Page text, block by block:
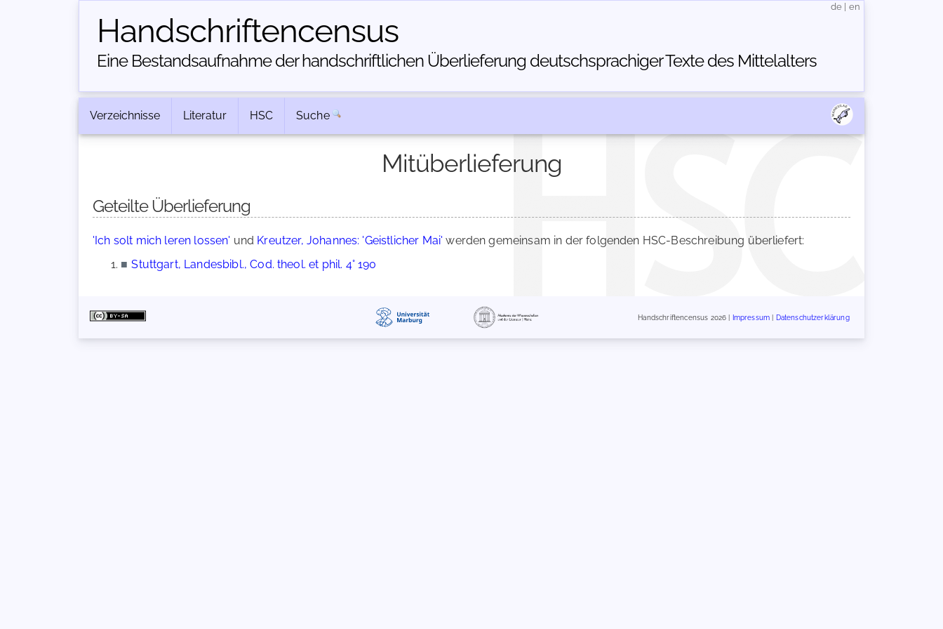
Handschriften­census
Eine Bestandsaufnahme der handschriftlichen Über­lieferung deutschsprachiger Texte des Mittelalters
de en
Verzeichnisse Literatur HSC Suche
Mitüberlieferung
Geteilte Überlieferung
'Ich solt mich leren lossen' und Kreutzer, Johannes: 'Geistlicher Mai' werden gemeinsam in der folgenden HSC-Beschreibung überliefert:
■ Stuttgart, Landesbibl., Cod. theol. et phil. 4° 190
Handschriftencensus 2026 | Impressum Datenschutzerklärung